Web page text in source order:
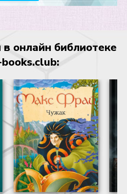
онлайн библиотеке